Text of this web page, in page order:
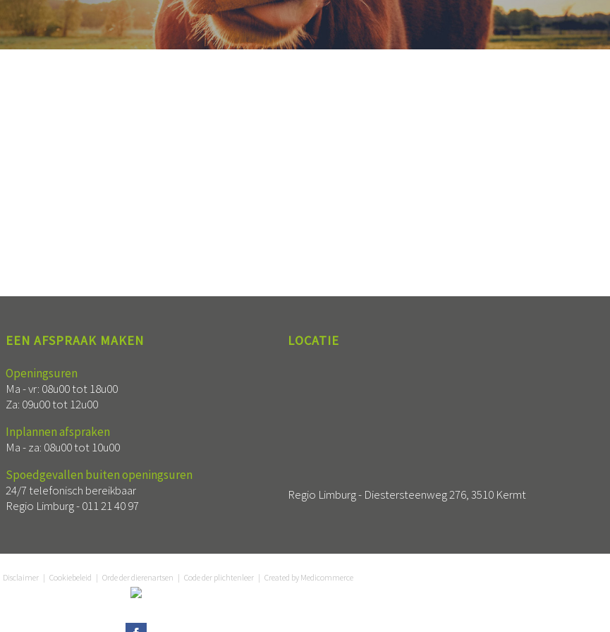
EEN AFSPRAAK MAKEN
Openingsuren
Ma - vr: 08u00 tot 18u00
Za: 09u00 tot 12u00
Inplannen afspraken
Ma - za: 08u00 tot 10u00
Spoedgevallen buiten openingsuren
24/7 telefonisch bereikbaar
Regio Limburg -011 21 40 97
LOCATIE
Regio Limburg - Diestersteenweg 276, 3510 Kermt
Disclaimer | Cookiebeleid | Orde der dierenartsen | Code der plichtenleer | Created by Medicommerce